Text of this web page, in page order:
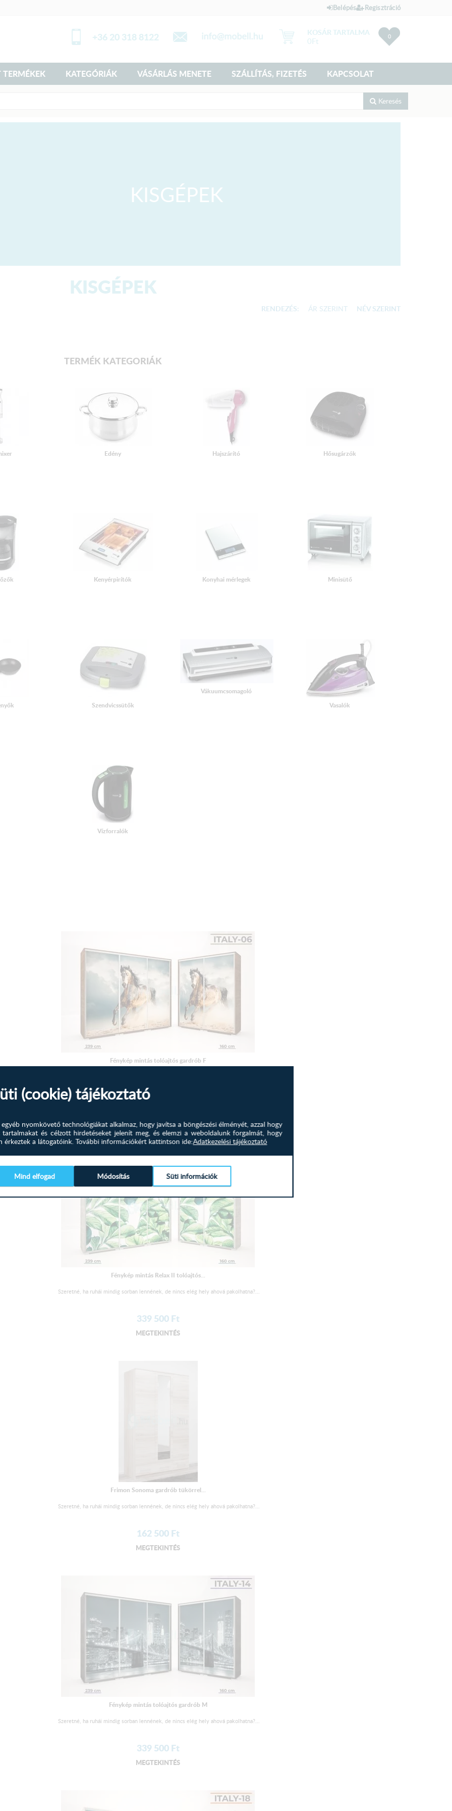
Belépés Regisztráció
0
KOSÁR TARTALMA
0Ft
+36 20 318 8122
KATEGÓRIÁK VÁSÁRLÁS MENETE SZÁLLÍTÁS, FIZETÉS KAPCSOLAT
Keresés
KISGÉPEK
KISGÉPEK
RENDEZÉS: ÁR SZERINT NÉV SZERINT
TERMÉK KATEGORIÁK
Edény Hajszárító Hősugárzók
Kenyérpirítók Konyhai mérlegek Minisütő
Szendvicssütők
Vákuumcsomagoló
Vasalók
Vízforralók
Fénykép mintás tolóajtós gardrób F
339 500
Fénykép mintás Relax II tolóajtós...
Szeretné, ha ruhái mindig sorban lennének, de nincs elég hely ahová pakolhatna?...
339 500Ft
MEGTEKINTÉS
Frimon Sonoma gardrób tükörrel...
Szeretné, ha ruhái mindig sorban lennének, de nincs elég hely ahová pakolhatna?...
162 500Ft
MEGTEKINTÉS
Fénykép mintás tolóajtós gardrób M
Szeretné, ha ruhái mindig sorban lennének, de nincs elég hely ahová pakolhatna?...
339 500Ft
MEGTEKINTÉS
(cookie) tájékoztató
nyomkövető technológiákat alkalmaz, hogy javítsa a böngészési élményét, azzal hogy
tartalmakat és célzott hirdetéseket jelenít meg, és elemzi a weboldalunk forgalmát, hogy
érkeztek a látogatóink. További információkért kattintson ide:Adatkezelési tájékoztató
Mind elfogad Módosítás Süti információk